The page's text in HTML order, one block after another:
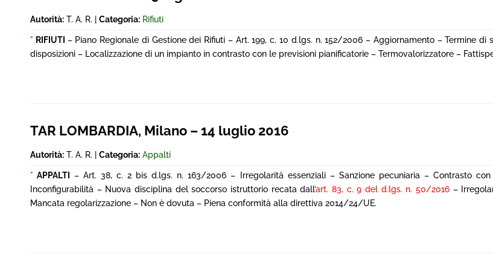
Autorità: T. A. R. | Categoria: Rifiuti
* RIFIUTI – Piano Regionale di Gestione dei Rifiuti – Art. 199, c. 10 d.lgs. n. 152/2006 – Aggiornamento – Termine
disposizioni – Localizzazione di un impianto in contrasto con le previsioni pianificatorie – Termovalorizzatore –
TAR LOMBARDIA, Milano – 14 luglio 2016
Autorità: T. A. R. | Categoria: Appalti
*APPALTI
– Art. 38, c. 2 bis d.lgs. n. 163/2006 – Irregolarità essenziali – Sanzione pecuniaria – Contrasto
Inconfigurabilità – Nuova disciplina del soccorso istruttorio recata dall’art. 83, c. 9 del d.lgs. n. 50/2016 –
Mancata regolarizzazione – Non è dovuta – Piena conformità alla direttiva 2014/24/UE.